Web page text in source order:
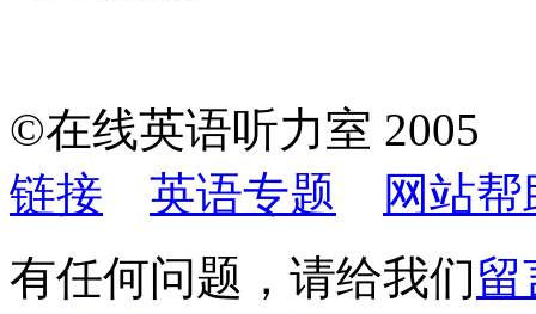
©在线英语听力室
链接
英语专题
网站帮
有任何问题，请给我们留